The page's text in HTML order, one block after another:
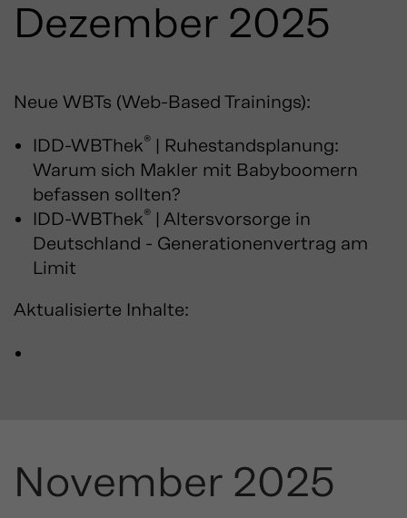
Dezember 2025
Neue WBTs (Web-Based Trainings):
IDD-WBThek® | Ruhestandsplanung:
Warum sich Makler mit Babyboomern
befassen sollten?
IDD-WBThek® | Altersvorsorge in
Deutschland - Generationenvertrag am
Limit
Aktualisierte Inhalte:
November 2025